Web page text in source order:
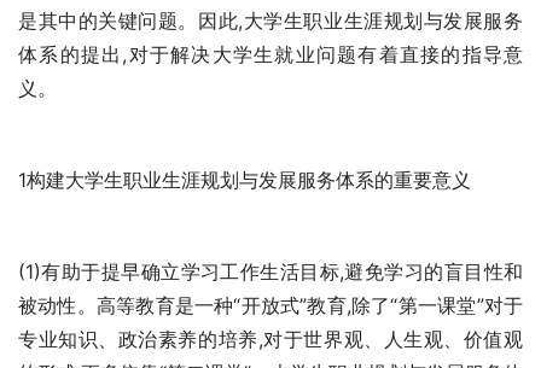
是其中的关键问题。因此,大学生职业生涯规划与发展服务
体系的提出,对于解决大学生就业问题有着直接的指导意
义。
1构建大学生职业生涯规划与发展服务体系的重要意义
(1)有助于提早确立学习工作生活目标,避免学习的盲目性和
被动性。高等教育是一种“开放式”教育,除了“第一课堂”对于
专业知识、政治素养的培养,对于世界观、人生观、价值观